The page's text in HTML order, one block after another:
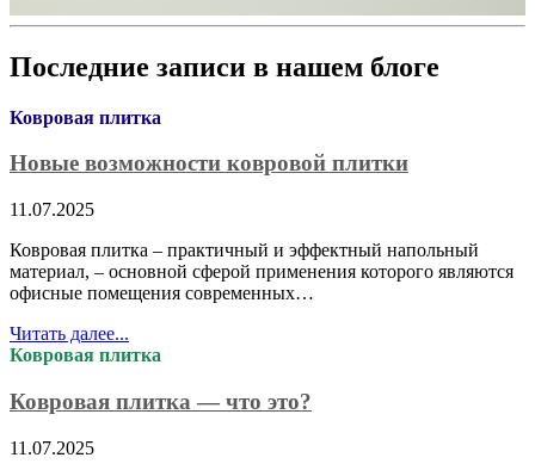
Последние записи в нашем блоге
Ковровая плитка
Новые возможности ковровой плитки
11.07.2025
Ковровая плитка – практичный и эффектный напольный
материал, – основной сферой применения которого являются
офисные помещения современных…
Читать далее...
Ковровая плитка
Ковровая плитка — что это?
11.07.2025